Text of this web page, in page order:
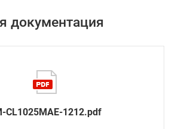
документация
CL1025MAE-1212.pdf